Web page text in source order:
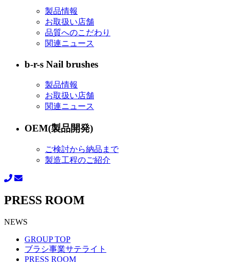
製品情報
お取扱い店舗
品質へのこだわり
関連ニュース
b-r-s Nail brushes
製品情報
お取扱い店舗
関連ニュース
OEM(製品開発)
ご検討から納品まで
製造工程のご紹介
PRESS ROOM
NEWS
GROUP TOP
ブラシ事業サテライト
PRESS ROOM